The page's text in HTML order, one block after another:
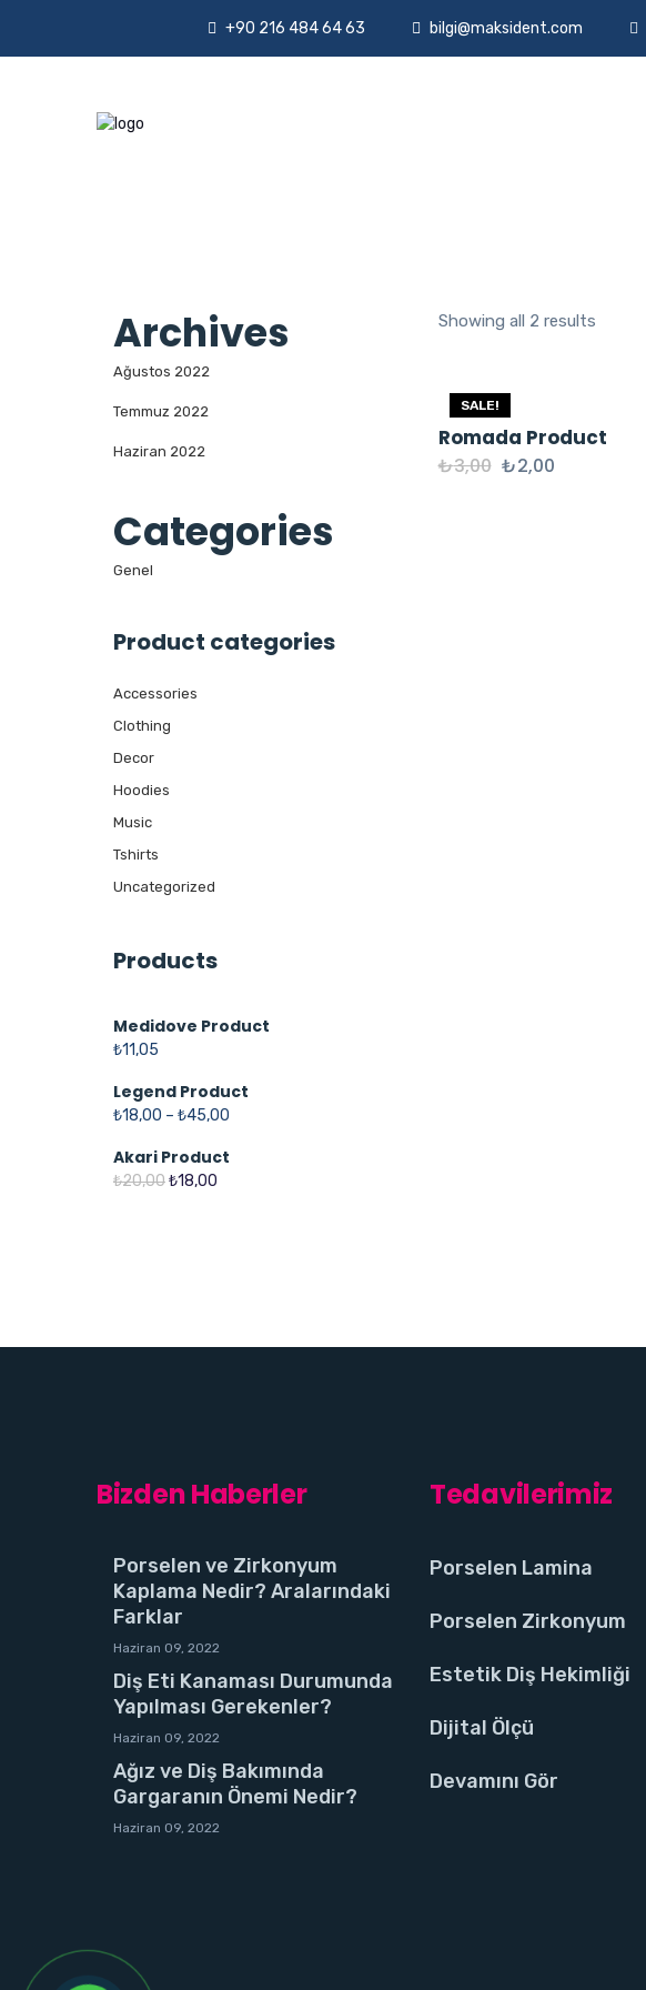
+90 216 484 64 63 bilgi@maksident.com
Archives
Ağustos 2022
Temmuz 2022
Haziran 2022
Categories
Genel
Product categories
Accessories
Clothing
Decor
Hoodies
Music
Tshirts
Uncategorized
Products
Medidove Product
₺11,05
Legend Product
₺18,00 – ₺45,00
Akari Product
₺20,00₺18,00
Showing all 2 results
SALE!
Romada Product
₺3,00 ₺2,00
Bizden Haberler
Porselen ve Zirkonyum
Kaplama Nedir? Aralarındaki
Farklar
Haziran 09, 2022
Diş Eti Kanaması Durumunda
Yapılması Gerekenler?
Haziran 09, 2022
Ağız ve Diş Bakımında
Gargaranın Önemi Nedir?
Haziran 09, 2022
Tedavilerimiz
Porselen Lamina
Porselen Zirkonyum
Estetik Diş Hekimliği
Dijital Ölçü
Devamını Gör